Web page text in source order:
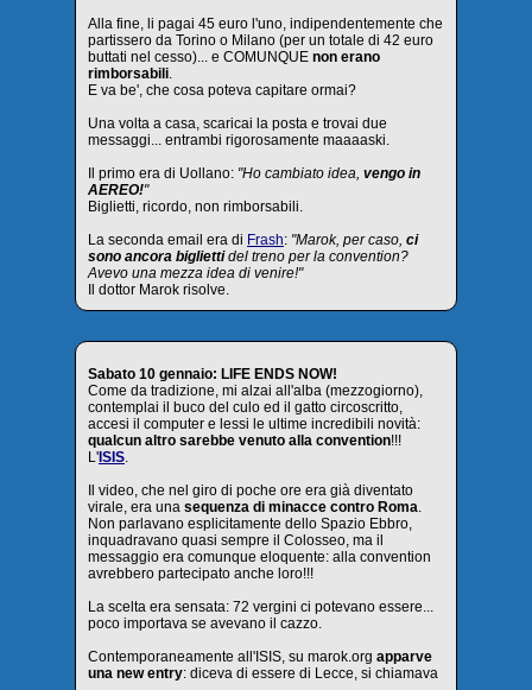
Alla fine, li pagai 45 euro l'uno, indipendentemente che
partissero da Torino o Milano (per un totale di 42 euro
buttati nel cesso)... e COMUNQUE non erano
rimborsabili
E va be', che cosa poteva capitare ormai?
Una volta a casa, scaricai la posta e trovai due
messaggi... entrambi rigorosamente maaaaski.
Il primo era di Uollano: "Ho cambiato idea, vengo in
AEREO!"
Biglietti, ricordo, non rimborsabili.
La seconda email era di Frash: "Marok, per caso, ci
sono ancora bigliettidel treno per la convention?
Avevo una mezza idea di venire!"
Il dottor Marok risolve.
Sabato 10 gennaio: LIFE ENDS NOW!
Come da tradizione, mi alzai all'alba (mezzogiorno),
contemplai il buco del culo ed il gatto circoscritto,
accesi il computer e lessi le ultime incredibili novità:
qualcun altro sarebbe venuto alla convention!!!
L'ISIS
Il video, che nel giro di poche ore era già diventato
virale, era una sequenza di minacce contro Roma
Non parlavano esplicitamente dello Spazio Ebbro,
inquadravano quasi sempre il Colosseo, ma il
messaggio era comunque eloquente: alla convention
avrebbero partecipato anche loro!!!
La scelta era sensata: 72 vergini ci potevano essere...
poco importava se avevano il cazzo.
Contemporaneamente all'ISIS, su marok.org apparve
una new entry: diceva di essere di Lecce, si chiamava